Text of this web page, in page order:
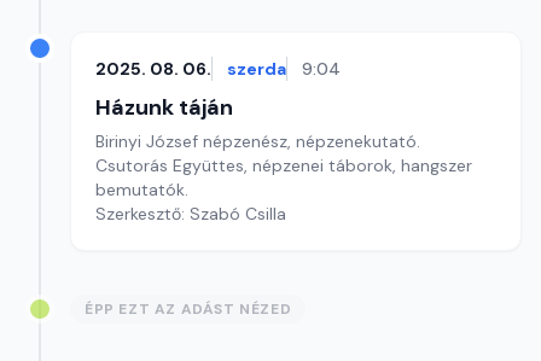
2025. 08. 06. szerda 9:04
Házunk táján
Birinyi József népzenész, népzenekutató.
Csutorás Együttes, népzenei táborok, hangszer
bemutatók.
Szerkesztő: Szabó Csilla
ÉPP EZT AZ ADÁST NÉZED